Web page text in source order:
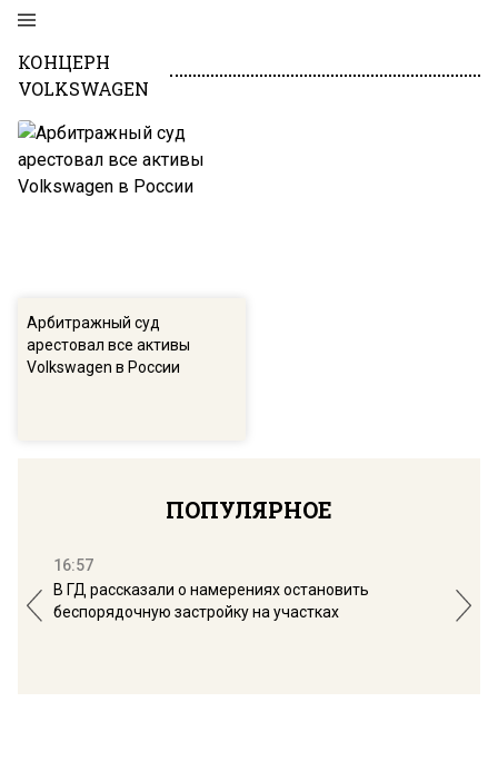
КОНЦЕРН
VOLKSWAGEN
Арбитражный суд
арестовал все активы
Volkswagen в России
ПОПУЛЯРНОЕ
16:57
В ГД рассказали о намерениях остановить
беспорядочную застройку на участках